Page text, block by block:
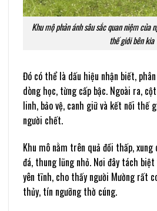
Khu mộ phản ánh sâu sắc quan niệm của
thế giới bên kia
Đó có thể là dấu hiệu nhận biết,
dòng học, từng cấp bậc. Ngoài ra,
linh, bảo vệ, canh giữ và kết nối thế
người chết.
Khu mô nằm trên quả đồi thấp, xung
đá, thung lũng nhỏ. Nơi đây tách
yên tĩnh, cho thấy người Mường rất
thủy, tín ngưỡng thờ cúng.